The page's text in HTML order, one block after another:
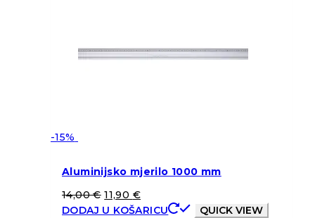
-15%
Aluminijsko mjerilo 1000 mm
14,00€ 11,90 €
DODAJ U KOŠARICU
QUICK VIEW